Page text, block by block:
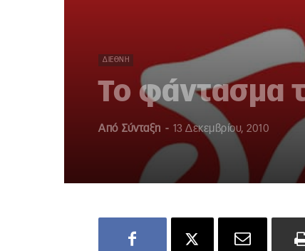
ΔΙΕΘΝΉ
Το φάντασμα
Από Σύνταξη - 13 Δεκεμβρίου, 2010